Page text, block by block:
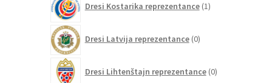
Dresi Kostarika reprezentance 1izdelek
Dresi Latvija reprezentance 0izdelkov
Dresi Lihtenštajn reprezentance 0izdelkov